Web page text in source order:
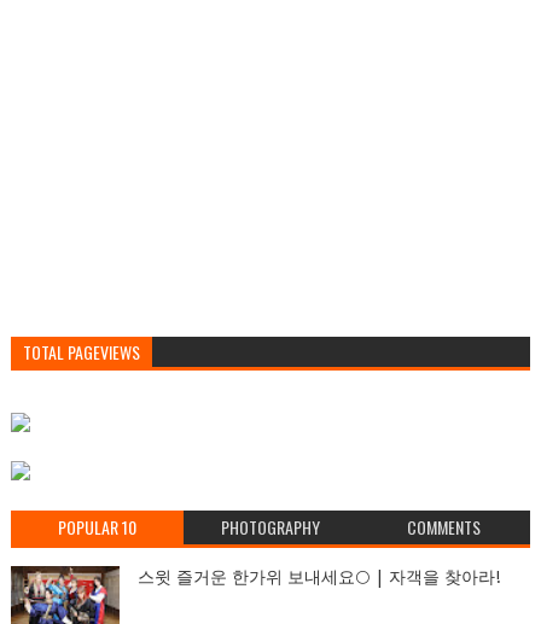
TOTAL PAGEVIEWS
POPULAR 10 PHOTOGRAPHY COMMENTS
스윗 즐거운 한가위 보내세요🌕 | 자객을 찾아라!